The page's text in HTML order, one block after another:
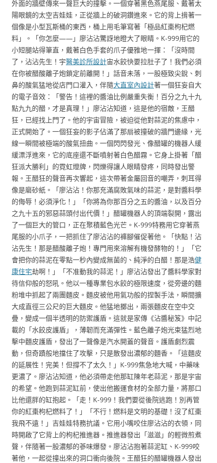
外面的牆壁傳來一聲巨大的撞擊。一個穿著黑色燕尾服、戴著太
陽眼鏡的太空吉娃娃，正從牆上的破洞鑽進來。它的背上揹著一
個像是小型瓦斯桶的東西，桶上用毛筆寫著「極品紅棗枸杞燃
料」。「你怎麼——」廖沾沾驚訝地瞪大了眼睛。K-999用它的
小短腿站得筆直，戴著白色手套的爪子優雅地一揮：「沒時間
了，沾沾先生！宇醫美診所設計宙水餃快要拉肚子了！我們必須
在你被醋酸離子炮鎖定前離開！」話音未落，一股極致尖銳、刺
鼻的酸氣猛地從店門口灌入，伴隨大直室內設計著一個狂妄自大
的電子音效：「警告！這裡的醬油比例嚴重失衡！百分之九十九
點九九的醋，才是真理！」廖沾沾知道，這是他的宿敵，王醋
狂，已經找上門了。他的宇宙冒險，被迫從他對蒜泥的焦慮中，
正式開始了。一個狂妄的影子佔滿了那扇被撞破的牆門邊緣，光
線一瞬間被極端的酸氣扭曲。一個閃閃發光、像醋罐的機器人緩
緩漂浮進來，它的底座還不斷噴射著白色醋霧。它身上掛著「醋
狂派大勝利」的霓虹燈牌，閃爍得讓人眼睛發疼，同時發出警
報。王醋狂的聲音再次響起，這次帶著金屬回音的嘲弄，刺耳得
像是磨砂紙。「廖沾沾！你那充滿腐敗氣味的蒜泥，是對醬料學
的侮辱！必須淨化！」「你將為你那百分之五的醬油，以及百分
之九十五的邪惡蒜頭付出代價！」醋罐機器人的頂端裂開，露出
了一個巨大的管口，正在聚積藍色光芒。K-999特務用它穿著燕
尾服的小爪子，一把抓住了廖沾沾的褲腳催促著他。「快點！沾
沾先生！那是醋酸離子炮！專門用來溶解有機發酵物的！」「它
會把你的蒜泥在零點一秒內變成無菌的、純淨的白醋！那是浩健
康住宅劫啊！」「不准動我的蒜泥！」廖沾沾發出了醬料學家對
待信仰般的怒吼。他以一種專業包水餃的極限速度，從旁邊的麵
粉堆中抓起了兩團麵皮。麵皮被他用氣功般的捏製手法，瞬間擴
大成直徑三公尺的巨大麵皮。他猛地擲出，兩張麵皮在空中交
疊，變成一個半透明的防禦護盾。這就是家傳《沾醬秘笈》中記
載的「水餃皮護盾」，薄韌而充滿彈性。藍色離子炮光束猛烈地
擊中麵皮護盾，發出了一聲像是汽水開蓋的聲音。護盾劇烈震
動，但奇蹟般地擋住了攻擊，只是散發出濃郁的麵香。「這麵皮
的延展性！完美！但撐不了太久！」K-999焦急地大喊，中藥味
更濃了。廖沾沾知道，他必須帶走他那缸陳年老蒜泥，那是宇宙
的希望。他跑到蒜泥缸前，使出他搬運食材的全部力量，將那口
比他還胖的缸抱起。「走！K-999！我們要從後院逃跑！別再管
你的紅棗枸杞燃料了！」「不行！燃料是文明的基礎！沒了紅棗
我飛不遠！」吉娃娃特務抗議。它用小嘴咬住廖沾沾的衣領，同
時開啟了它背上的枸杞推進器。推進器發出「滋滋」的輕微煎煮
聲，伴隨著一股濃郁的蔘味爆發。廖沾沾抱著蒜泥缸、K-999咬
著他，一起從撞出來的洞口衝向後院。王醋狂的醋罐機器人發出